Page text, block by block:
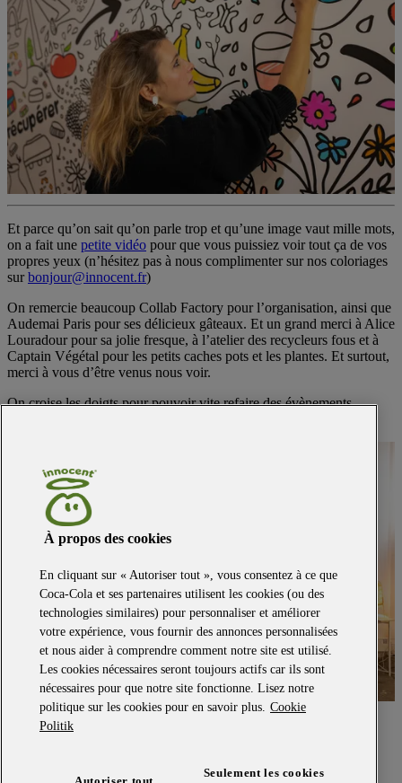
Et parce qu’on sait qu’on parle trop et qu’une image vaut mille mots,
on a fait une petite vidéo pour que vous puissiez voir tout ça de vos
propres yeux (n’hésitez pas à nous complimenter sur nos coloriages
surbonjour@innocent.fr)
On remercie beaucoup Collab Factory pour l’organisation, ainsi que
Audemai Paris pour ses délicieux gâteaux. Et un grand merci à Alice
Louradour pour sa jolie fresque, à l’atelier des recycleurs fous et à
Captain Végétal pour les petits caches pots et les plantes. Et surtout,
merci à vous d’être venus nous voir.
On croise les doigts pour pouvoir vite refaire des évènements
revenir au début
environnementales
À propos des cookies
En cliquant sur « Autoriser tout », vous consentez à ce que
Coca-Cola et ses partenaires utilisent les cookies (ou des
technologies similaires) pour personnaliser et améliorer
votre expérience, vous fournir des annonces personnalisées
et nous aider à comprendre comment notre site est utilisé.
Les cookies nécessaires seront toujours actifs car ils sont
nécessaires pour que notre site fonctionne. Lisez notre
politique sur les cookies pour en savoir plus. Cookie
Politik
Seulement les cookies